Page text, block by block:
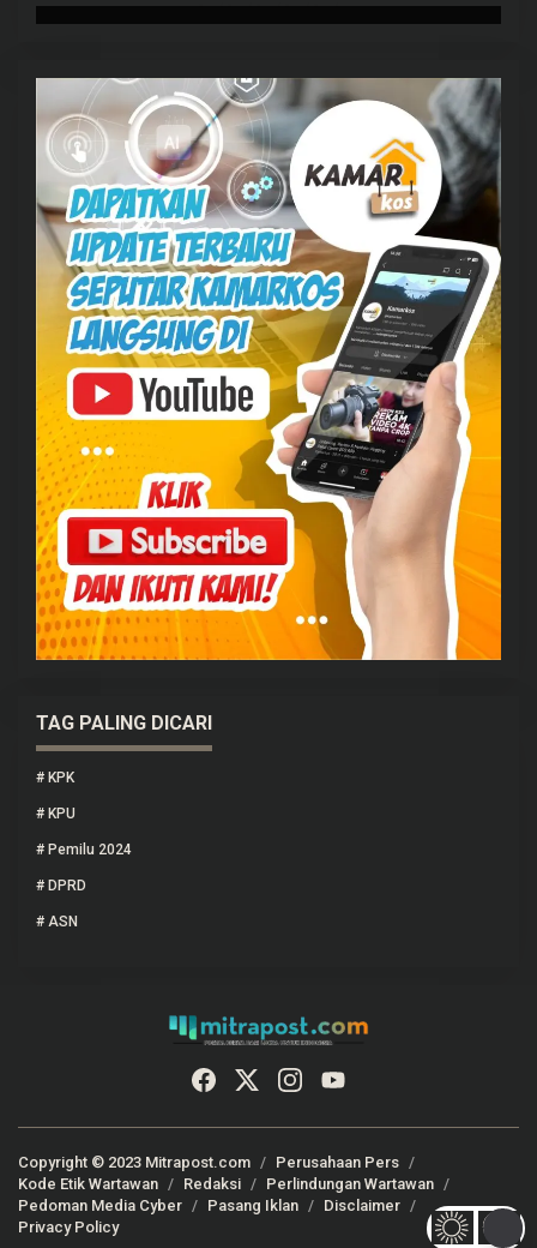
TAG PALING DICARI
# KPK
# KPU
# Pemilu 2024
# DPRD
# ASN
Copyright © 2023 Mitrapost.com
Perusahaan Pers
Kode Etik Wartawan
Redaksi
Perlindungan Wartawan
Pedoman Media Cyber
Pasang Iklan
Disclaimer
Privacy Policy